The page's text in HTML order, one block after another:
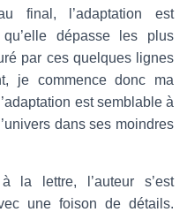
final, l’adaptation est
dépasse les plus
par ces quelques lignes
je commence donc ma
est semblable à
dans ses moindres
la lettre, l’auteur s’est
une foison de détails.